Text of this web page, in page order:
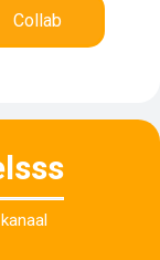
Collab